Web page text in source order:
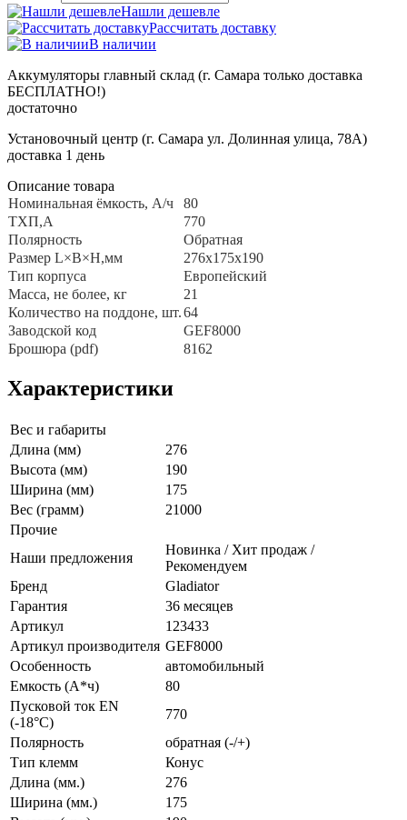
Нашли дешевле
Рассчитать доставку
В наличии
Аккумуляторы главный склад (г. Самара только доставка
БЕСПЛАТНО!)
достаточно
Установочный центр (г. Самара ул. Долинная улица, 78А)
доставка 1 день
Описание товара
Номинальная ёмкость, A/ч
80
ТХП,А
770
Полярность
Обратная
Размер L×B×H,мм
276х175х190
Тип корпуса
Европейский
Масса, не более, кг
21
Количество на поддоне, шт.64
Заводской код
GEF8000
Брошюра (pdf)
8162
Характеристики
Вес и габариты
Длина (мм)
276
Высота (мм)
190
Ширина (мм)
175
Вес (грамм)
21000
Прочие
Наши предложения
Новинка / Хит продаж /
Рекомендуем
Бренд
Gladiator
Гарантия
36 месяцев
Артикул
123433
Артикул производителя GEF8000
Особенность
автомобильный
Емкость (А*ч)
80
Пусковой ток EN
(-18°C)
770
Полярность
обратная (-/+)
Тип клемм
Конус
Длина (мм.)
276
Ширина (мм.)
175